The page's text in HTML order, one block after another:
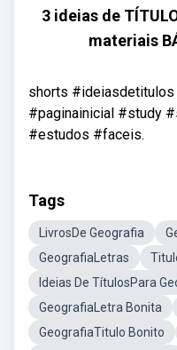
3 ideias de
materiais
shorts
#paginainicial #study
#estudos #faceis.
Tags
LivrosDe Geografia
GeografiaLetras
Ideias De TítulosPara
GeografiaLetra Bonita
GeografiaTitulo Bonito